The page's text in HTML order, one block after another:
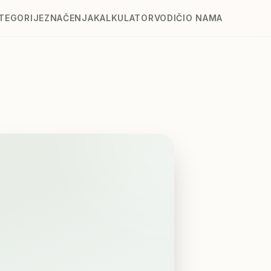
ZNAČENJAKALKULATORVODIČIO NAMA